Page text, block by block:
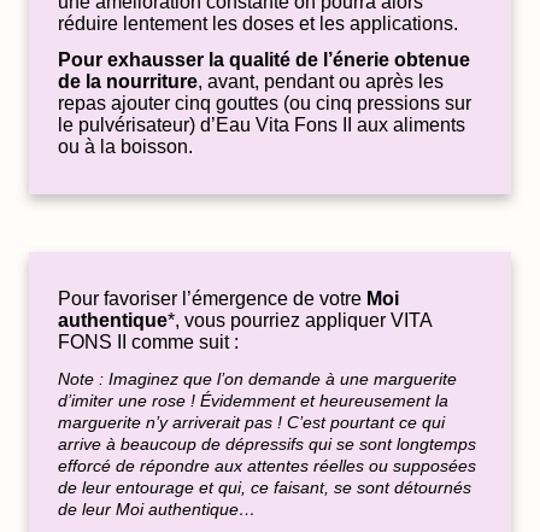
réduire lentement les doses et les applications.
Pour exhausser la qualité de l’énerie obtenue
de la nourriture, avant, pendant ou après les
repas ajouter cinq gouttes (ou cinq pressions sur
le pulvérisateur) d’Eau Vita Fons II aux aliments
ou à la boisson.
Pour favoriser l’émergence de votre Moi
authentique*, vous pourriez appliquer VITA
FONS II comme suit :
Note : Imaginez que l’on demande à une marguerite
d’imiter une rose ! Évidemment et heureusement la
marguerite n’y arriverait pas ! C’est pourtant ce qui
arrive à beaucoup de dépressifs qui se sont longtemps
efforcé de répondre aux attentes réelles ou supposées
de leur entourage et qui, ce faisant, se sont détournés
de leur Moi authentique…